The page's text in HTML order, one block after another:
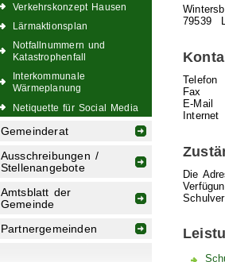
Verkehrskonzept Hausen
Lärmaktionsplan
Notfallnummern und
Katastrophenfall
Interkommunale
Wärmeplanung
Netiquette für Social Media
Gemeinderat
Ausschreibungen /
Stellenangebote
Amtsblatt der
Gemeinde
Partnergemeinden
79539
Telefon
Fax
E-Mail
Internet
Die